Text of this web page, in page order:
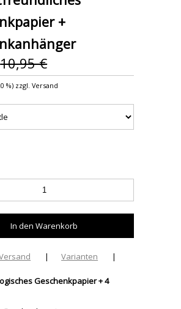
+
10,95 €
%) zzgl. Versand
| Varianten |
Geschenkpapier + 4